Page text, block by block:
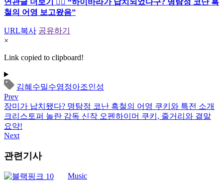
철의 어영 보고왔음”
URL복사 공유하기
×
Link copied to clipboard!
김혜수밀수염정아조인성
Prev
장미가 납치됐다? 명탐정 코난 흑철의 어영 쿠키와 특전 소개
크리스토퍼 놀란 감독 신작 오펜하이머 쿠키, 줄거리와 결말
요약!
Next
관련기사
Music